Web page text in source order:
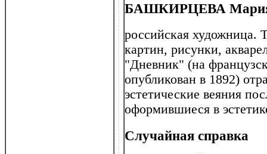
БАШКИРЦЕВА Мария
российская художница.
картин, рисунки,
"Дневник" (на
опубликован в 1892)
эстетические веяния
оформившиеся в
Случайная справка